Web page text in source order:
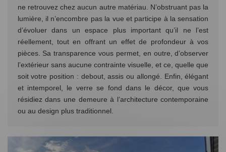
ne retrouvez chez aucun autre matériau. N’obstruant pas la
lumière, il n’encombre pas la vue et participe à la sensation
d’évoluer dans un espace plus important qu’il ne l’est
réellement, tout en offrant un effet de profondeur à vos
pièces. Sa transparence vous permet, en outre, d’observer
l’extérieur sans aucune contrainte visuelle, et ce, quelle que
soit votre position : debout, assis ou allongé. Enfin, élégant
et intemporel, le verre se fond dans le décor, que vous
résidiez dans une demeure à l’architecture contemporaine
ou au design plus traditionnel.